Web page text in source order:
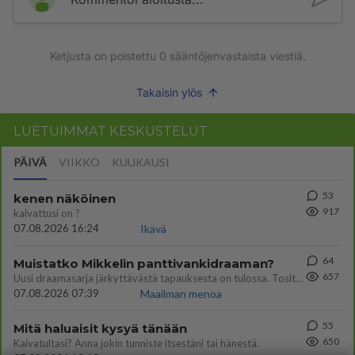
Ketjusta on poistettu 0 sääntöjenvastaista viestiä.
Takaisin ylös
LUETUIMMAT KESKUSTELUT
PÄIVÄ VIIKKO KUUKAUSI
kenen näköinen
kaivattusi on ?
07.08.2026 16:24
Ikävä
53
917
Muistatko Mikkelin panttivankidraaman?
Uusi draamasarja järkyttävästä tapauksesta on tulossa. Tositapahtumiin perustuva sarja ammentaa vuoden 1986 Mikkelin pan
07.08.2026 07:39
Maailman menoa
64
657
Mitä haluaisit kysyä tänään
Kaivatultasi? Anna jokin tunniste itsestäni tai hänestä.
55
650